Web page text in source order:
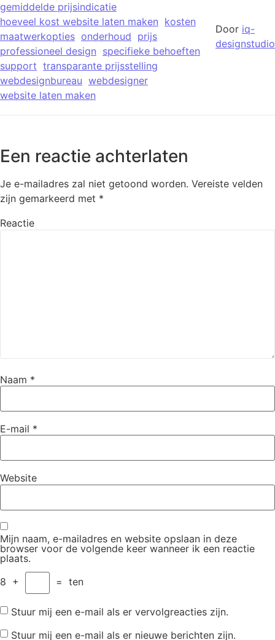
gemiddelde prijsindicatie
hoeveel kost website laten maken kosten
maatwerkopties onderhoud prijs
professioneel design specifieke behoeften
support transparante prijsstelling
webdesignbureau webdesigner
website laten maken
Door iq-
designstudio
Een reactie achterlaten
Je e-mailadres zal niet getoond worden. Vereiste velden
zijn gemarkeerd met *
Reactie
Naam *
E-mail *
Website
Mijn naam, e-mailadres en website opslaan in deze
browser voor de volgende keer wanneer ik een reactie
plaats.
8 + = ten
Stuur mij een e-mail als er vervolgreacties zijn.
Stuur mij een e-mail als er nieuwe berichten zijn.